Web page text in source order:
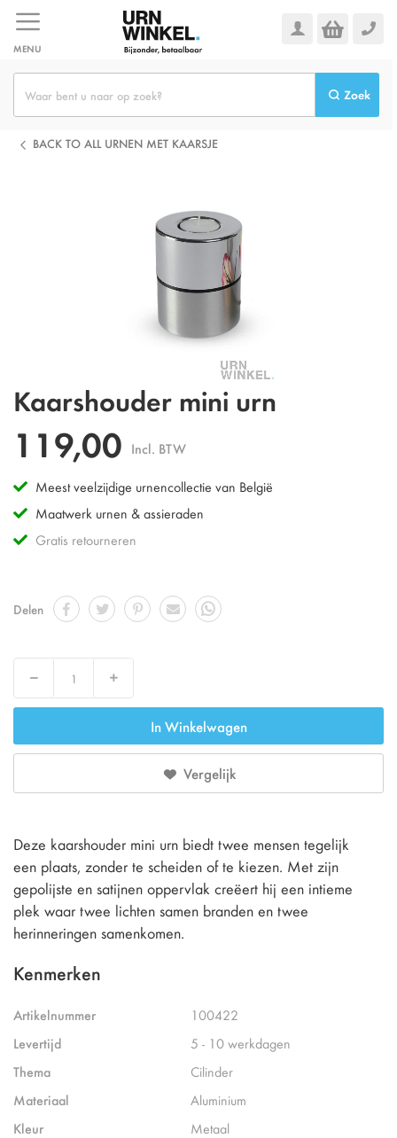
naar
de
inhoud
MENU
Zoek
BACK TO ALL URNEN MET KAARSJE
Kaarshouder mini urn
119,00 Incl. BTW
Meest veelzijdige urnencollectie van België
Maatwerk urnen & assieraden
Gratis retourneren
Delen
Decrease Increase
In Winkelwagen
Vergelijk
Deze kaarshouder mini urn biedt twee mensen tegelijk
een plaats, zonder te scheiden of te kiezen. Met zijn
gepolijste en satijnen oppervlak creëert hij een intieme
plek waar twee lichten samen branden en twee
herinneringen samenkomen.
Kenmerken
Artikelnummer
100422
Levertijd
5 - 10 werkdagen
Thema
Cilinder
Materiaal
Aluminium
Kleur
Metaal